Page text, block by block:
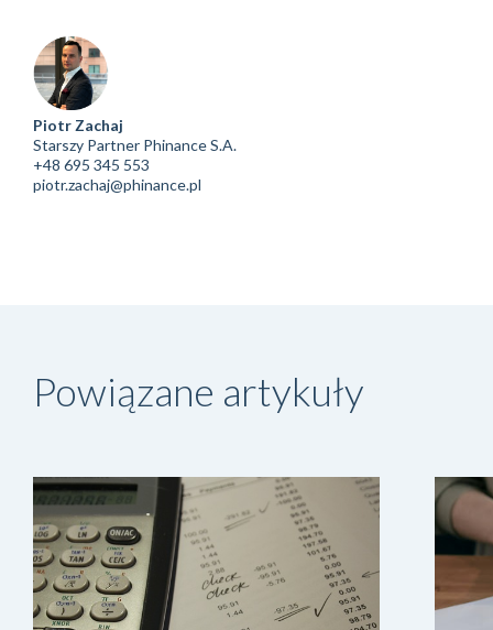
Piotr Zachaj
Starszy Partner Phinance S.A.
+48 695 345 553
piotr.zachaj@phinance.pl
Powiązane artykuły